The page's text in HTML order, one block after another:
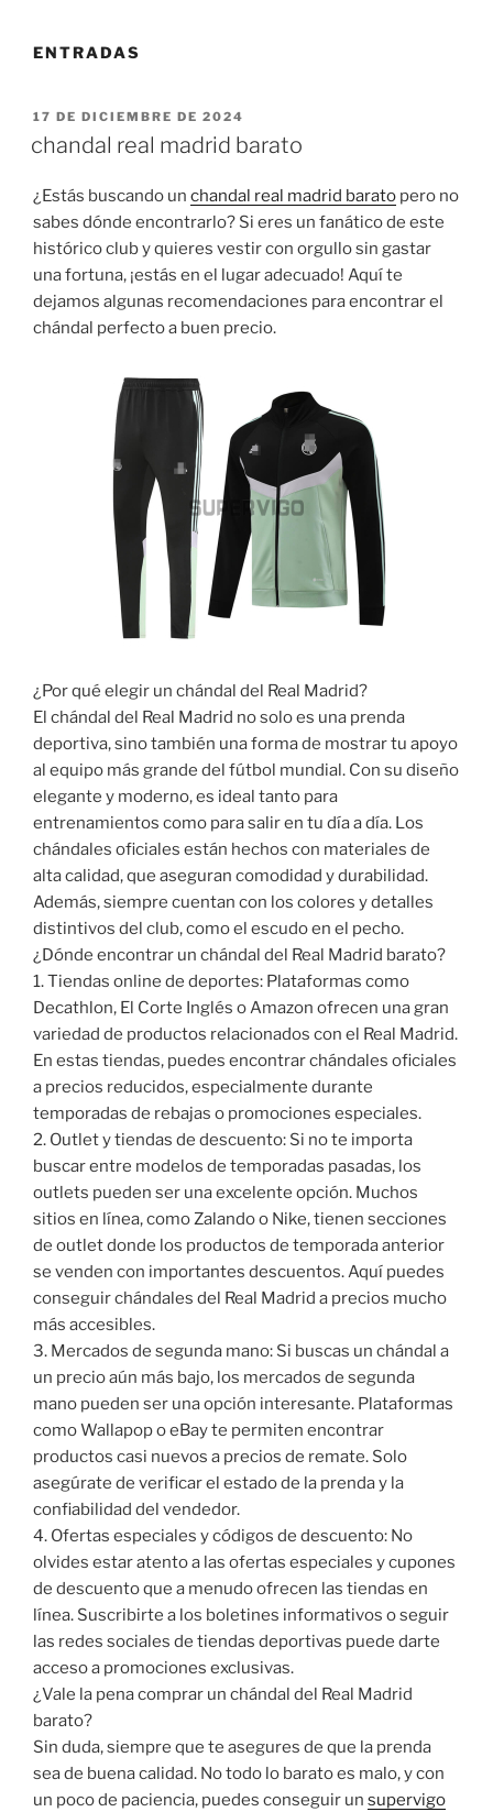
ENTRADAS
PUBLICADO
EL
17 DE DICIEMBRE DE 2024
chandal real madrid barato
¿Estás buscando un chandal real madrid barato pero no
sabes dónde encontrarlo? Si eres un fanático de este
histórico club y quieres vestir con orgullo sin gastar
una fortuna, ¡estás en el lugar adecuado! Aquí te
dejamos algunas recomendaciones para encontrar el
chándal perfecto a buen precio.
¿Por qué elegir un chándal del Real Madrid?
El chándal del Real Madrid no solo es una prenda
deportiva, sino también una forma de mostrar tu apoyo
al equipo más grande del fútbol mundial. Con su diseño
elegante y moderno, es ideal tanto para
entrenamientos como para salir en tu día a día. Los
chándales oficiales están hechos con materiales de
alta calidad, que aseguran comodidad y durabilidad.
Además, siempre cuentan con los colores y detalles
distintivos del club, como el escudo en el pecho.
¿Dónde encontrar un chándal del Real Madrid barato?
1. Tiendas online de deportes: Plataformas como
Decathlon, El Corte Inglés o Amazon ofrecen una gran
variedad de productos relacionados con el Real Madrid.
En estas tiendas, puedes encontrar chándales oficiales
a precios reducidos, especialmente durante
temporadas de rebajas o promociones especiales.
2. Outlet y tiendas de descuento: Si no te importa
buscar entre modelos de temporadas pasadas, los
outlets pueden ser una excelente opción. Muchos
sitios en línea, como Zalando o Nike, tienen secciones
de outlet donde los productos de temporada anterior
se venden con importantes descuentos. Aquí puedes
conseguir chándales del Real Madrid a precios mucho
más accesibles.
3. Mercados de segunda mano: Si buscas un chándal a
un precio aún más bajo, los mercados de segunda
mano pueden ser una opción interesante. Plataformas
como Wallapop o eBay te permiten encontrar
productos casi nuevos a precios de remate. Solo
asegúrate de verificar el estado de la prenda y la
confiabilidad del vendedor.
4. Ofertas especiales y códigos de descuento: No
olvides estar atento a las ofertas especiales y cupones
de descuento que a menudo ofrecen las tiendas en
línea. Suscribirte a los boletines informativos o seguir
las redes sociales de tiendas deportivas puede darte
acceso a promociones exclusivas.
¿Vale la pena comprar un chándal del Real Madrid
barato?
Sin duda, siempre que te asegures de que la prenda
sea de buena calidad. No todo lo barato es malo, y con
un poco de paciencia, puedes conseguir un supervigo